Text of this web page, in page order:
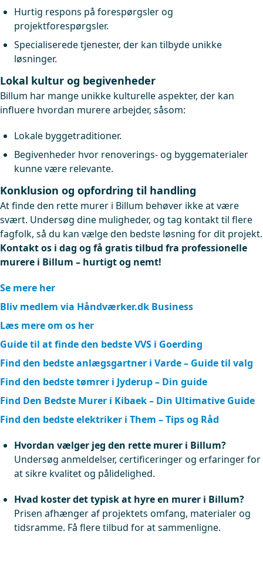
Hurtig respons på forespørgsler og
projektforespørgsler.
Specialiserede tjenester, der kan tilbyde unikke
løsninger.
Lokal kultur og begivenheder
Billum har mange unikke kulturelle aspekter, der kan
influere hvordan murere arbejder, såsom:
Lokale byggetraditioner.
Begivenheder hvor renoverings- og byggematerialer
kunne være relevante.
Konklusion og opfordring til handling
At finde den rette murer i Billum behøver ikke at være
svært. Undersøg dine muligheder, og tag kontakt til flere
fagfolk, så du kan vælge den bedste løsning for dit projekt.
Kontakt os i dag og få gratis tilbud fra professionelle
murere i Billum – hurtigt og nemt!
Se mere her
Bliv medlem via Håndværker.dk Business
Læs mere om os her
Guide til at finde den bedste VVS i Goerding
Find den bedste anlægsgartner i Varde – Guide til valg
Find den bedste tømrer i Jyderup – Din guide
Find Den Bedste Murer i Kibaek – Din Ultimative Guide
Find den bedste elektriker i Them – Tips og Råd
Hvordan vælger jeg den rette murer i Billum?
Undersøg anmeldelser, certificeringer og erfaringer for
at sikre kvalitet og pålidelighed.
Hvad koster det typisk at hyre en murer i Billum?
Prisen afhænger af projektets omfang, materialer og
tidsramme. Få flere tilbud for at sammenligne.